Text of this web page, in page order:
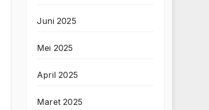
Juni 2025
Mei 2025
April 2025
Maret 2025